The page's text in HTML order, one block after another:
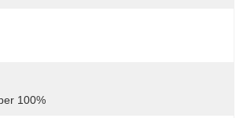
100% Toray Carbon Fiber